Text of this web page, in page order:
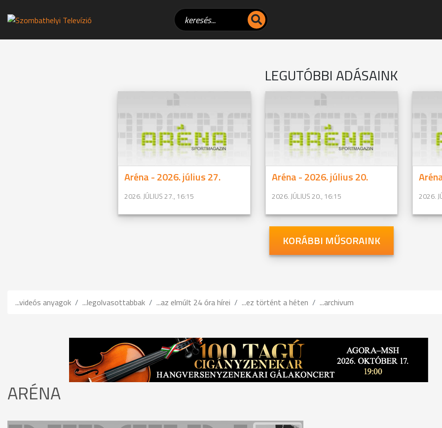
LEGUTÓBBI ADÁSAINK
Aréna - 2026. július 27.
2026. JÚLIUS 27., 16:15
Aréna - 2026. július 20.
2026. JÚLIUS 20., 16:15 2026.
KORÁBBI MŰSORAINK
...videós anyagok ...legolvasottabbak ...az elmúlt 24 óra hírei ...ez történt a héten ...archivum
ARÉNA